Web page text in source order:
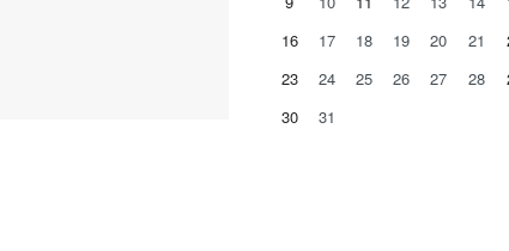
16
17 18 19 20 21
23
24 25 26 27 28
30
31